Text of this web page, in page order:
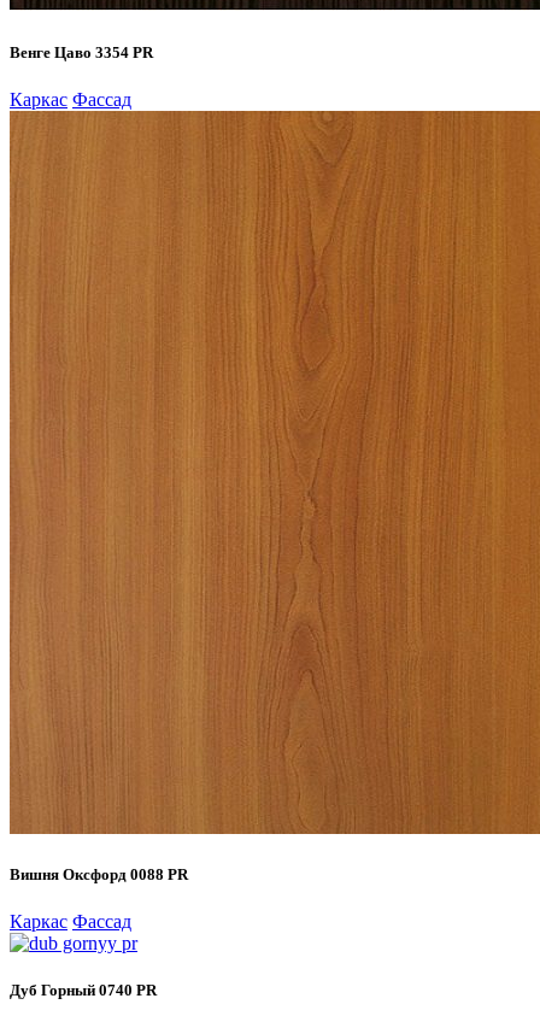
Венге Цаво 3354 PR
Каркас Фассад
Вишня Оксфорд 0088 PR
Каркас Фассад
Дуб Горный 0740 PR